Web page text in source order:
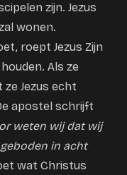
zijn. Jezus
wonen.
roept Jezus Zijn
Als ze
Jezus echt
apostel schrijft
weten wij dat wij
in acht
wat Christus